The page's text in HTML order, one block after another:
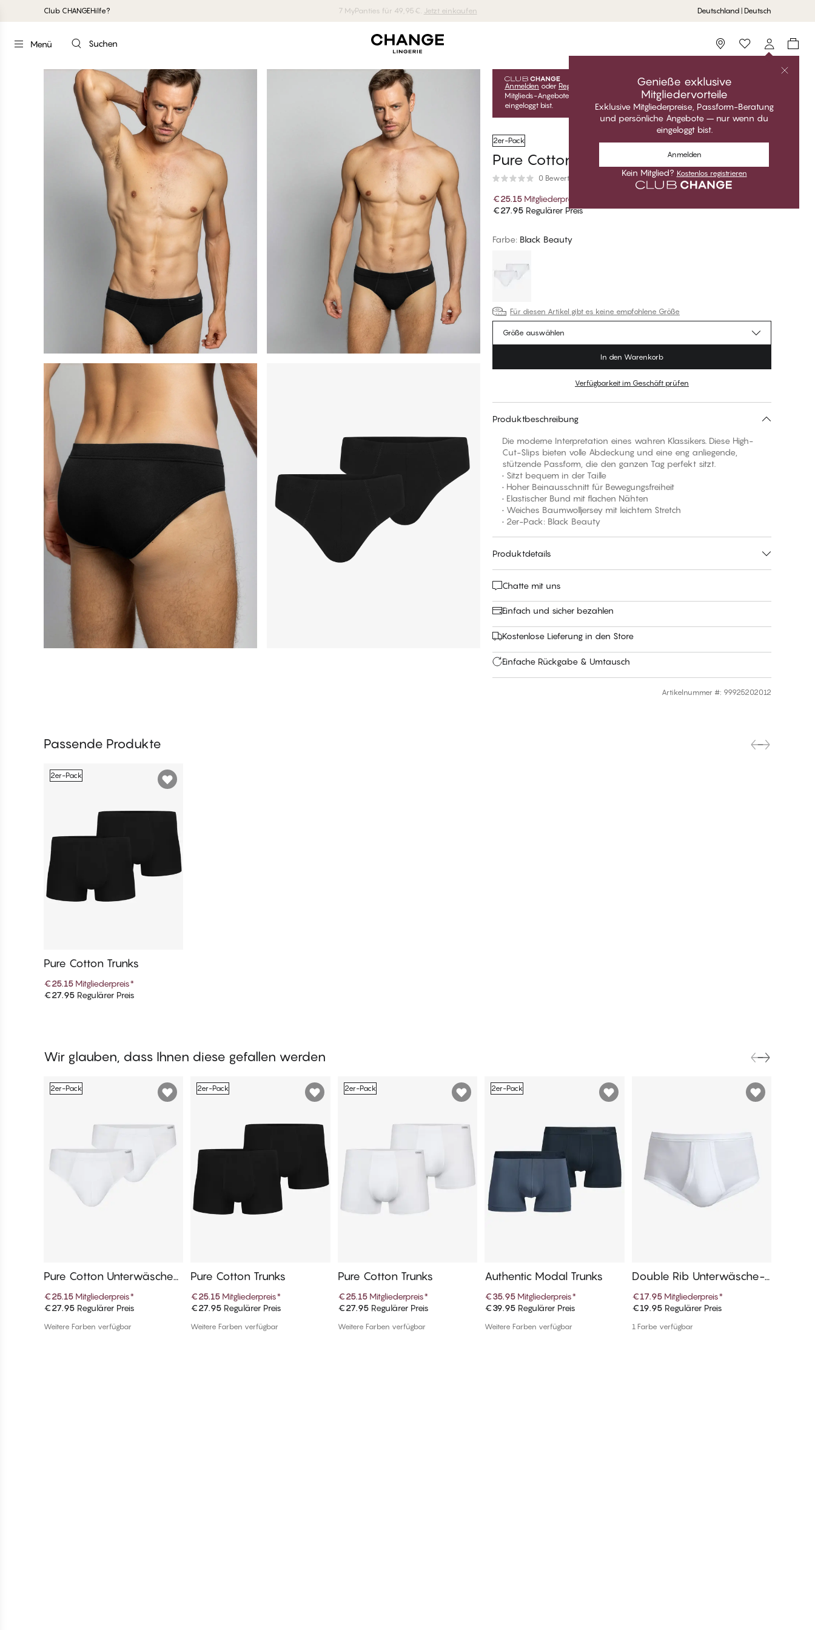
Club CHANGEHilfe? Kostenlose Lieferung ab 70 EUR einkaufen Deutschland | Deutsch
Menü Suchen Storefinder
Genieße exklusive
Mitgliedervorteile
Exklusive Mitgliederpreise, Passform-Beratung
und persönliche Angebote – nur wenn du
eingeloggt bist.
Anmelden
Kein Mitglied? Kostenlos registrieren
Anmelden oder Registrieren
Kostenlos anmelden, um deine exklusiven
Mitglieds-Angebote freizuschalten! Clubpreise sind nur gültig, wenn du
eingeloggt bist.
2er-Pack
Pure Cotton Unterwäsche-Slips
0 Bewertungen
€25.15 Mitgliederpreis
€27.95 Regulärer Preis
Farbe: Black Beauty
Für diesen Artikel gibt es keine empfohlene Größe
Größe auswählen
In den Warenkorb
Verfügbarkeit im Geschäft prüfen
Produktbeschreibung
Die moderne Interpretation eines wahren Klassikers. Diese High-
Cut-Slips bieten volle Abdeckung und eine eng anliegende,
stützende Passform, die den ganzen Tag perfekt sitzt.
• Sitzt bequem in der Taille
• Hoher Beinausschnitt für Bewegungsfreiheit
• Elastischer Bund mit flachen Nähten
• Weiches Baumwolljersey mit leichtem Stretch
• 2er-Pack: Black Beauty
Produktdetails
Chatte mit uns
Einfach und sicher bezahlen
Kostenlose Lieferung in den Store
Einfache Rückgabe & Umtausch
Artikelnummer #: 99925202012
Passende Produkte
In den Warenkorb
2er-Pack
Pure Cotton Trunks
€25.15 Mitgliederpreis*
€27.95 Regulärer Preis
Wir glauben, dass Ihnen diese gefallen werden
In den Warenkorb
2er-Pack
Pure Cotton Unterwäsche-
€25.15 Mitgliederpreis*
€27.95 Regulärer Preis
Weitere Farben verfügbar
In den Warenkorb
2er-Pack
Pure Cotton Trunks
€25.15 Mitgliederpreis*
€27.95 Regulärer Preis
Weitere Farben verfügbar
In den Warenkorb
2er-Pack
Pure Cotton Trunks
€25.15 Mitgliederpreis*
€27.95Regulärer Preis
Weitere Farben verfügbar
In den Warenkorb
2er-Pack
Authentic Modal Trunks
€35.95 Mitgliederpreis*
€39.95 Regulärer Preis
Weitere Farben verfügbar
In den Warenkorb
Double Rib Unterwäsche-S
€17.95 Mitgliederpreis*
€19.95Regulärer Preis
1 Farbe verfügbar